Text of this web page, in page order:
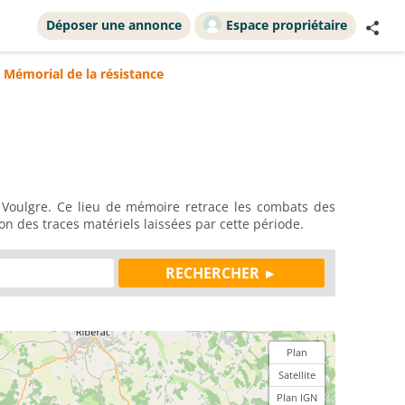
Déposer une annonce Espace propriétaire
Mémorial de la résistance
Ce lieu de mémoire retrace les combats des
des traces matériels laissées par cette période.
Plan
Satellite
Plan IGN